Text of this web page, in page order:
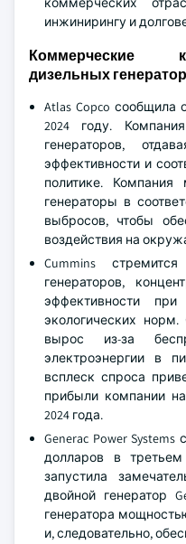
инжинирингу и
Коммерческие
дизельных
Atlas Copco сообщила
2024 году.
генераторов,
эффективности и
политике. Компания
генераторы в
выбросов, чтобы
воздействия на
Cummins
генераторов,
эффективности
экологических
вырос из-за
электроэнергии в
всплеск спроса
прибыли компании
2024 года.
Generac Power
долларов в
запустила
двойной генератор
генератора
и, следовательно,